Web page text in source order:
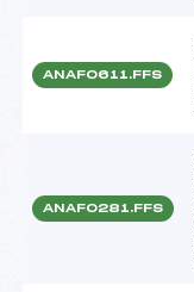
ANAF0611.FFS
ANAF0281.FFS